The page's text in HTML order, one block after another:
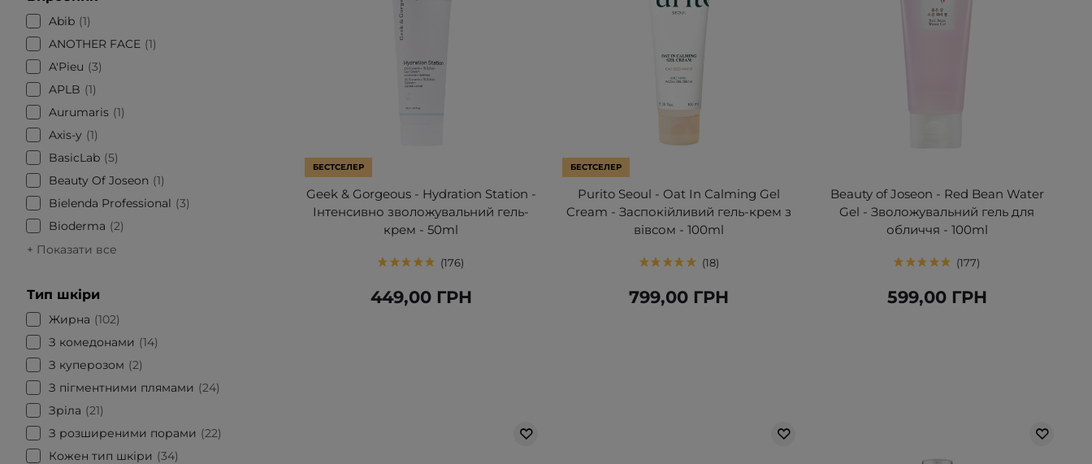
Abib 1
ANOTHER FACE 1
A'Pieu
3
APLB
1
Aurumaris 1
Axis-y
1
BasicLab 5
Beauty Of Joseon
1
Bielenda Professional
3
Bioderma
2
+ Показати все
Тип шкіри
Жирна
102
З комедонами
14
З куперозом
2
З пігментними плямами
24
Зріла
21
З розширеними порами
22
Кожен тип шкіри
34
БЕСТСЕЛЕР
Geek & Gorgeous - Hydration Station -
Інтенсивно зволожувальний гель-
крем - 50ml
176
449,00 ГРН
БЕСТСЕЛЕР
Purito Seoul - Oat In Calming Gel
Cream - Заспокійливий гель-крем з
вівсом - 100ml
18
799,00 ГРН
Beauty of Joseon - Red Bean Water
Gel - Зволожувальний гель для
обличчя - 100ml
177
599,00 ГРН